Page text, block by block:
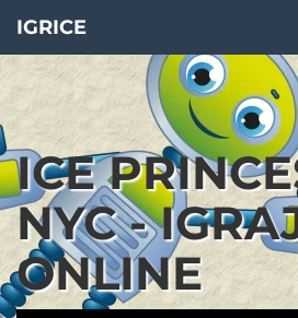
IGRICE
ICE
NYC -
ONLINE